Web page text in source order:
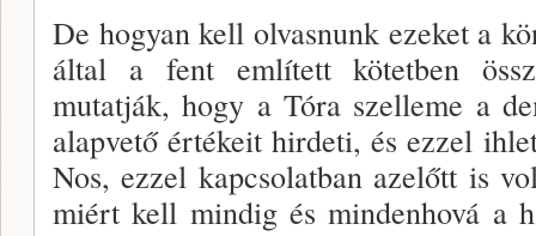
De hogyan kell olvasnunk ezeket a
által a fent említett kötetben
mutatják, hogy a Tóra szelleme a
alapvető értékeit hirdeti, és ezzel
Nos, ezzel kapcsolatban azelőtt is
miért kell mindig és mindenhová a